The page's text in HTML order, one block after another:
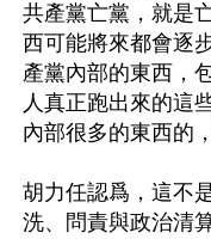
共產黨亡黨，就是
西可能將來都會逐
產黨內部的東西，
人真正跑出來的這
內部很多的東西的
胡力任認爲，這不
洗、問責與政治清